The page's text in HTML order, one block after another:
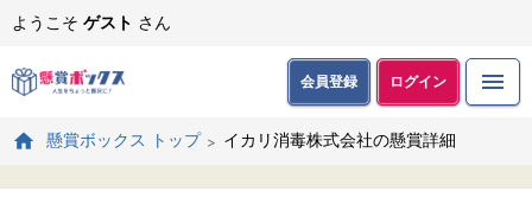
ようこそ ゲスト さん
会員登録 ログイン
懸賞ボックス トップ イカリ消毒株式会社の懸賞詳細